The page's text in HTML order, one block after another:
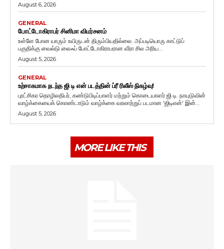
August 6, 2026
GENERAL
போட்டோகிராபர் சினிமா விமர்சனம்
உள்ளே போன யாரும் உயிருடன் திரும்பியதில்லை. அப்படியொரு காட்டுப்
பகுதிக்கு வைல்டு லைஃப் போட்டோகிராபரான வீரா சில அரிய...
August 5, 2026
GENERAL
உற்சாகமாக நடந்த ஜி டி என் படத்தின் ப்ரீ ரிலீஸ் நிகழ்வு!
புரட்சிகர தொழிலதிபர், கண்டுபிடிப்பாளர் மற்றும் கொடையாளர் ஜி.டி. நாயுடுவின்
வாழ்க்கையைக் கொண்டாடும் வாழ்க்கை வரலாற்றுப் படமான 'ஜிடிஎன்' இன்...
August 5, 2026
MORE LIKE THIS